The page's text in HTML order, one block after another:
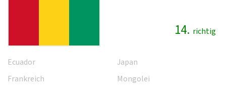
14. richtig
Ecuador
Frankreich
Japan
Mongolei